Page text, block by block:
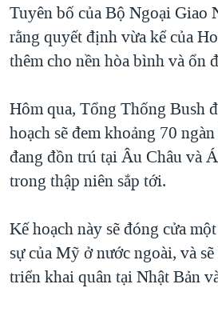
KHOA HỌC
SỨC KHOẺ
VĂN HOÁ
GIÁO DỤC
NGÀY TỊ NẠN THẾ GIỚI
TRỊNH VĨNH BÌNH - NGƯỜI HẠ
CHI PHÍ CHIẾN TRANH
CÁC GIÁ TRỊ CỘNG HÒA Ở VIỆT
THƯỢNG ĐỈNH TRUMP-KIM TẠI
NGƯ DÂN VIỆT VÀ LÀN SÓNG
BÊN KIA QUỐC LỘ: TIẾNG VỌNG
QUAN HỆ VIỆT MỸ
Ngôn ngữ khác
Tuyên bố của Bộ Ngoại Giao
rằng quyết định vừa kể của
thêm cho nền hòa bình và ổn
Hôm qua, Tổng Thống Bush
hoạch sẽ đem khoảng 70
đang đồn trú tại Âu Châu và
trong thập niên sắp tới.
Kế hoạch này sẽ đóng cửa
sự của Mỹ ở nước ngoài, và
triển khai quân tại Nhật Bản